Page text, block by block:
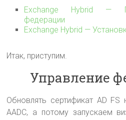
Exchange Hybrid —
федерации
Exchange Hybrid —
Итак, приступим.
Управление
Обновлять сертификат AD
AADC, а потому запускаем